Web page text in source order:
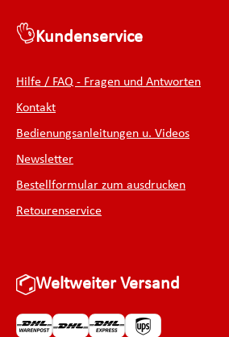
Kundenservice
Hilfe / FAQ - Fragen und Antworten
Kontakt
Bedienungsanleitungen u. Videos
Newsletter
Bestellformular zum ausdrucken
Retourenservice
Weltweiter Versand